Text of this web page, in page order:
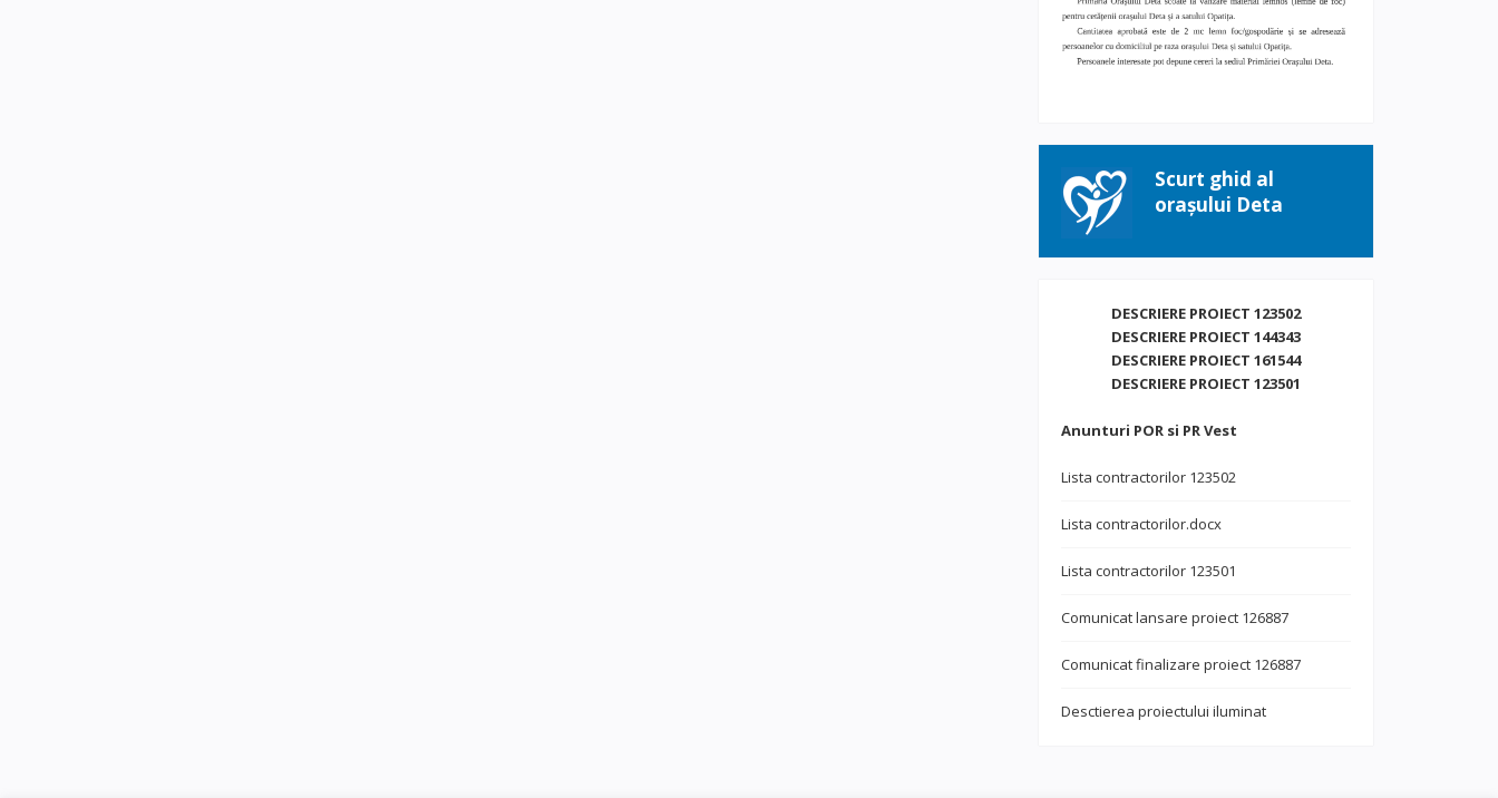
Scurt ghid al
orașului Deta
DESCRIERE PROIECT 123502
DESCRIERE PROIECT 144343
DESCRIERE PROIECT 161544
DESCRIERE PROIECT 123501
Anunturi POR si PR Vest
Lista contractorilor 123502
Lista contractorilor.docx
Lista contractorilor 123501
Comunicat lansare proiect 126887
Comunicat finalizare proiect 126887
Desctierea proiectului iluminat